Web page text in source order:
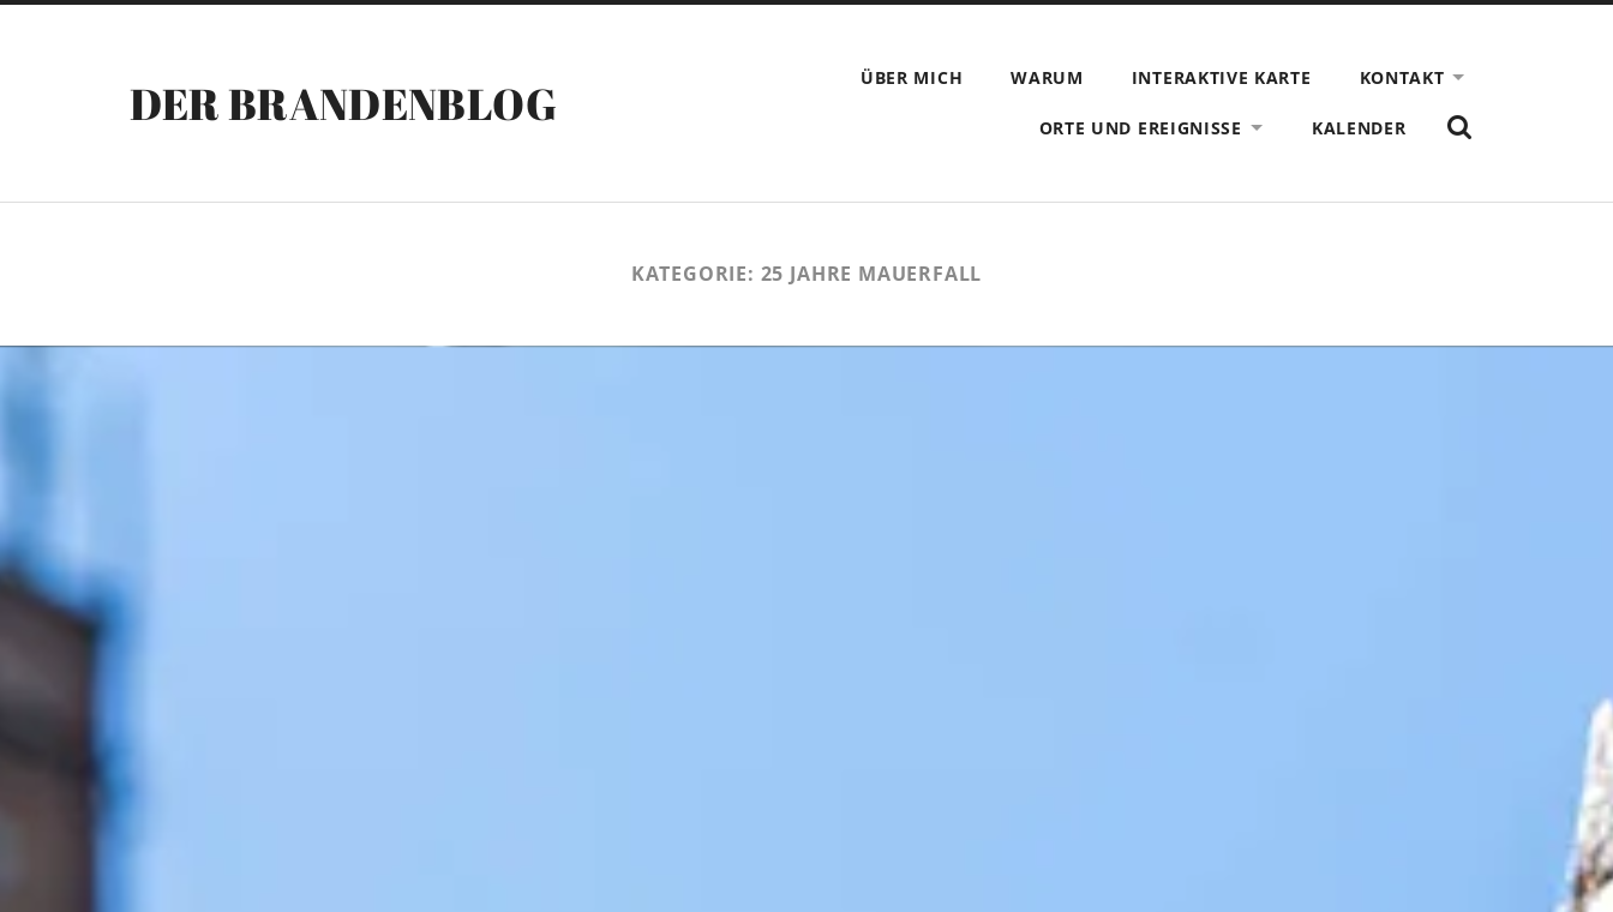
DER BRANDENBLOG ÜBER MICH WARUM INTERAKTIVE KARTE KONTAKT
ORTE UND EREIGNISSE KALENDER
ZEIGE
DAS
KATEGORIE: 25 JAHRE MAUERFALL